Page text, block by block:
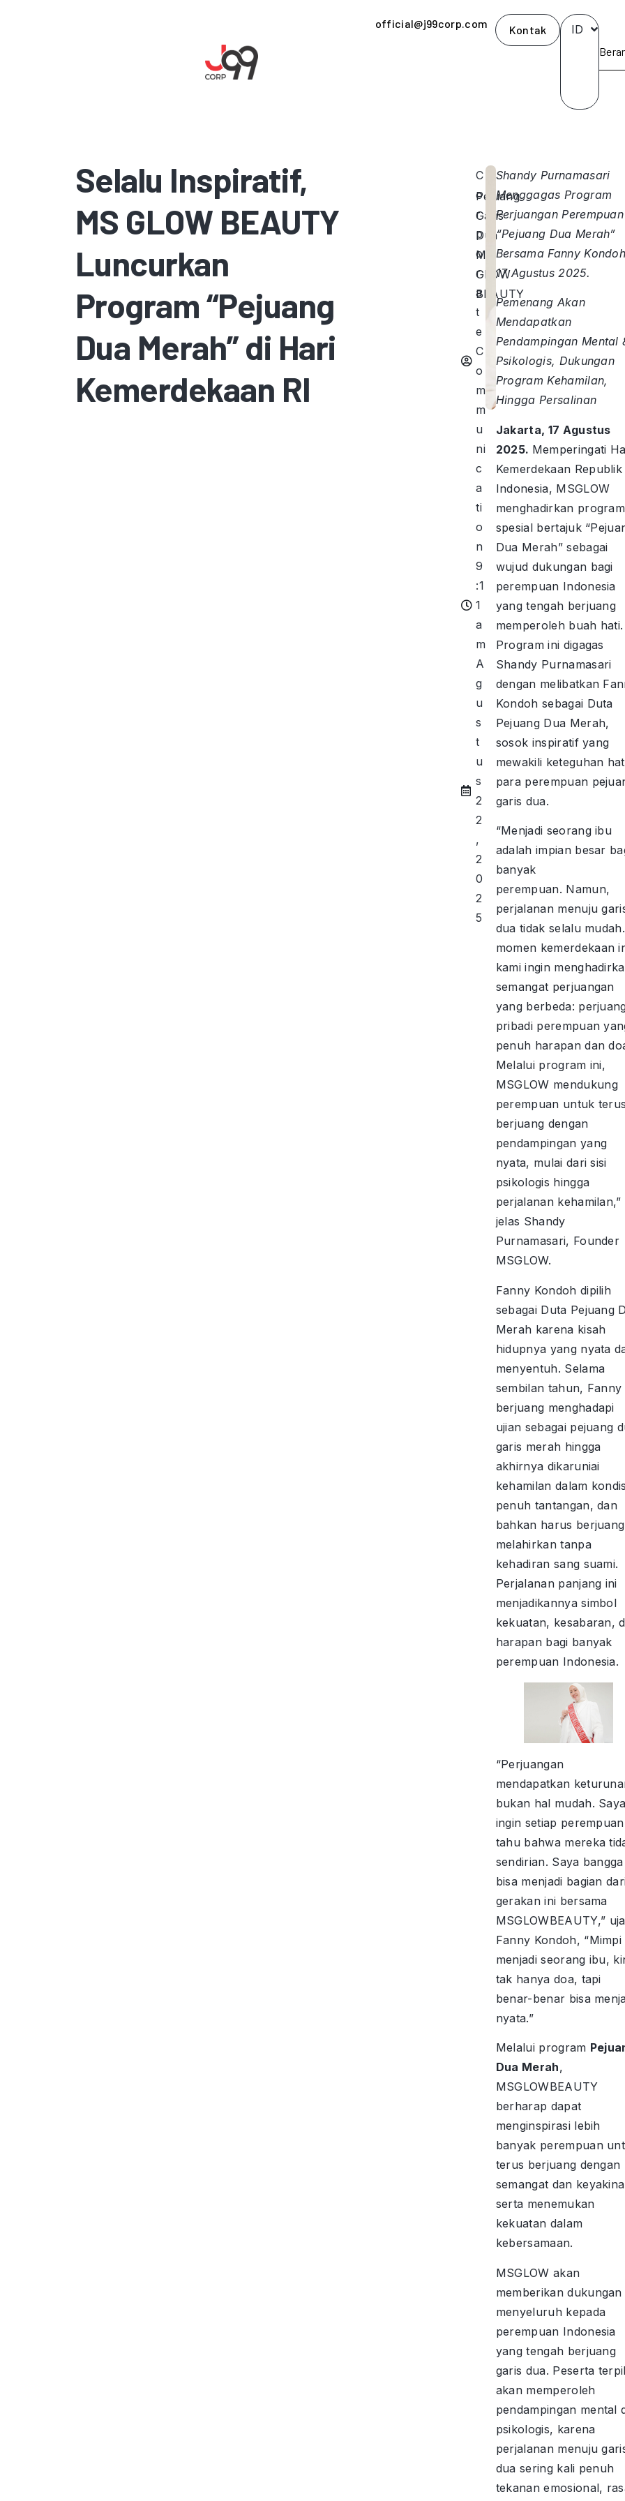
official@j99corp.com Kontak ID
Selalu Inspiratif,
MS GLOW BEAUTY
Luncurkan
Program “Pejuang
Dua Merah” di Hari
Kemerdekaan RI
C
o
r
p
o
r
a
t
e
C
o
m
m
u
ni
c
a
ti
o
n
9
:1
1
a
m
A
g
u
s
t
u
s
2
2
,
2
0
2
5
Pejuang
Garis
Dua
MS
GLOW
BEAUTY
Shandy Purnamasari
Menggagas Program
Perjuangan Perempuan
“Pejuang Dua Merah”
Bersama Fanny
17 Agustus 2025.
Pemenang Akan
Mendapatkan
Pendampingan Mental
Psikologis, Dukungan
Program Kehamilan,
Hingga Persalinan
Jakarta, 17 Agustus
2025. Memperingati
Kemerdekaan Republik
Indonesia, MSGLOW
menghadirkan program
spesial bertajuk
Dua Merah” sebagai
wujud dukungan bagi
perempuan Indonesia
yang tengah berjuang
memperoleh buah hati.
Program ini digagas
Shandy Purnamasari
dengan melibatkan
Kondoh sebagai Duta
Pejuang Dua Merah,
sosok inspiratif yang
mewakili keteguhan
para perempuan
garis dua.
“Menjadi seorang ibu
adalah impian besar
banyak
perempuan. Namun,
perjalanan menuju
dua tidak selalu
momen kemerdekaan
kami ingin
semangat perjuangan
yang berbeda:
pribadi perempuan
penuh harapan dan
Melalui program ini,
MSGLOW mendukung
perempuan untuk terus
berjuang dengan
pendampingan yang
nyata, mulai dari sisi
psikologis hingga
perjalanan kehamilan,”
jelas Shandy
Purnamasari, Founder
MSGLOW.
Fanny Kondoh dipilih
sebagai Duta Pejuang
Merah karena kisah
hidupnya yang nyata
menyentuh. Selama
sembilan tahun, Fanny
berjuang menghadapi
ujian sebagai pejuang
garis merah hingga
akhirnya dikaruniai
kehamilan dalam
penuh tantangan, dan
bahkan harus berjuang
melahirkan tanpa
kehadiran sang suami.
Perjalanan panjang ini
menjadikannya simbol
kekuatan, kesabaran,
harapan bagi banyak
perempuan Indonesia.
“Perjuangan
mendapatkan
bukan hal mudah. Saya
ingin setiap perempuan
tahu bahwa mereka
sendirian. Saya bangga
bisa menjadi bagian
gerakan ini bersama
MSGLOWBEAUTY,”
Fanny Kondoh, “Mimpi
menjadi seorang ibu,
tak hanya doa, tapi
benar-benar bisa
nyata.”
Melalui program
Dua Merah,
MSGLOWBEAUTY
berharap dapat
menginspirasi lebih
banyak perempuan
terus berjuang dengan
semangat dan
serta menemukan
kekuatan dalam
kebersamaan.
MSGLOW akan
memberikan dukungan
menyeluruh kepada
perempuan Indonesia
yang tengah berjuang
garis dua. Peserta
akan memperoleh
pendampingan mental
psikologis, karena
perjalanan menuju
dua sering kali penuh
tekanan emosional,